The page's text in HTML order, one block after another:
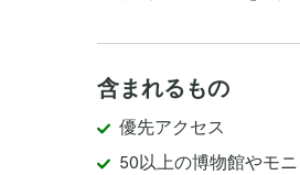
含まれるもの
優先アクセス
50以上の博物館やモ